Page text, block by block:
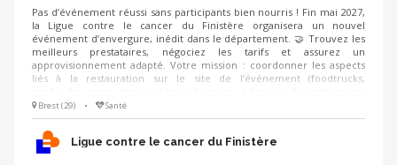
Pas d’événement réussi sans participants bien nourris ! Fin mai 2027,
la Ligue contre le cancer du Finistère organisera un nouvel
événement d’envergure, inédit dans le département. 🤝 Trouvez les
meilleurs prestataires, négociez les tarifs et assurez un
approvisionnement adapté. Votre mission : coordonner les aspects
liés à la restauration sur le site de l’événement (foodtrucks,
pour obtenir des dons en nature, et proposer une offre conviviale,
accessible et équilibrée. On recherche : un·e négociateur·rice
organisé·e, qui aime le contact avec les commerçants et sait gérer les
stocks 📋
Brest (29) • Santé
Ligue contre le cancer du Finistère